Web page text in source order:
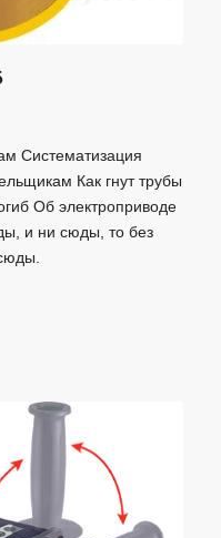
Систематизация
Как гнут трубы
Об электроприводе
и ни сюды, то без